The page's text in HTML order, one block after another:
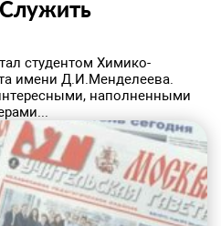
студентом Химико-
имени Д.И.Менделеева.
наполненными